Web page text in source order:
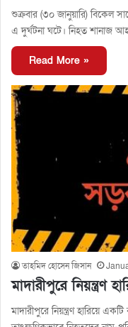
শুক্রবার (৩০ জানুয়ারি) বিকেল
এ দুর্ঘটনা ঘটে। নিহত শানাজ
Read More »
তাহমিদ হোসেন জিসান
মাদারীপুরে নিয়ন্ত্রণ
মাদারীপুরে নিয়ন্ত্রণ হারিয়ে